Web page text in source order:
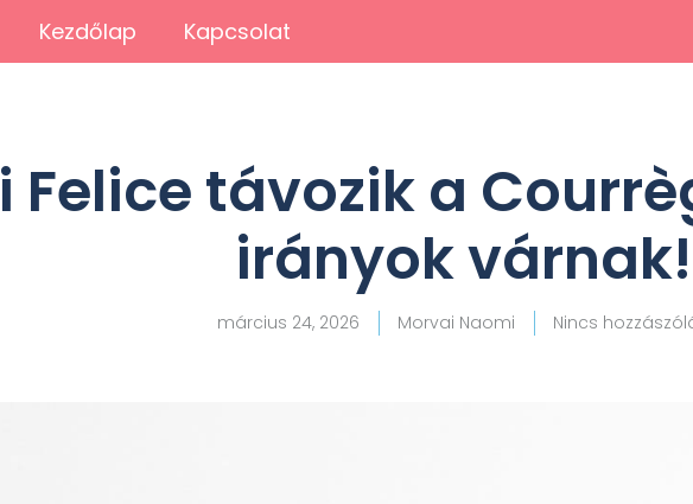
Kezdőlap Kapcsolat
Felice távozik a
irányok várnak!
március 24, 2026 Morvai Naomi Nincs